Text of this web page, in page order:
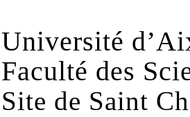
Université
Faculté des
Site de Saint